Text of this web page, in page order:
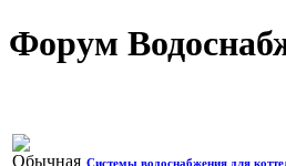
Форум
Системы водоснабжения для